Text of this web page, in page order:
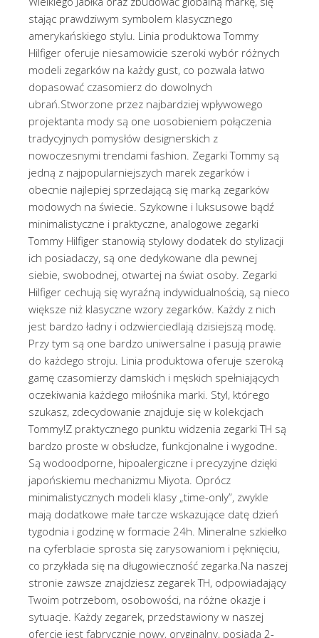
stając prawdziwym symbolem klasycznego
amerykańskiego stylu. Linia produktowa Tommy
Hilfiger oferuje niesamowicie szeroki wybór różnych
modeli zegarków na każdy gust, co pozwala łatwo
dopasować czasomierz do dowolnych
ubrań.Stworzone przez najbardziej wpływowego
projektanta mody są one uosobieniem połączenia
tradycyjnych pomysłów designerskich z
nowoczesnymi trendami fashion. Zegarki Tommy są
jedną z najpopularniejszych marek zegarków i
obecnie najlepiej sprzedającą się marką zegarków
modowych na świecie. Szykowne i luksusowe bądź
minimalistyczne i praktyczne, analogowe zegarki
Tommy Hilfiger stanowią stylowy dodatek do stylizacji
ich posiadaczy, są one dedykowane dla pewnej
siebie, swobodnej, otwartej na świat osoby. Zegarki
Hilfiger cechują się wyraźną indywidualnością, są nieco
większe niż klasyczne wzory zegarków. Każdy z nich
jest bardzo ładny i odzwierciedlają dzisiejszą modę.
Przy tym są one bardzo uniwersalne i pasują prawie
do każdego stroju. Linia produktowa oferuje szeroką
gamę czasomierzy damskich i męskich spełniających
oczekiwania każdego miłośnika marki. Styl, którego
szukasz, zdecydowanie znajduje się w kolekcjach
Tommy!Z praktycznego punktu widzenia zegarki TH są
bardzo proste w obsłudze, funkcjonalne i wygodne.
Są wodoodporne, hipoalergiczne i precyzyjne dzięki
japońskiemu mechanizmu Miyota. Oprócz
minimalistycznych modeli klasy „time-only”, zwykle
mają dodatkowe małe tarcze wskazujące datę dzień
tygodnia i godzinę w formacie 24h. Mineralne szkiełko
na cyferblacie sprosta się zarysowaniom i pęknięciu,
co przykłada się na długowieczność zegarka.Na naszej
stronie zawsze znajdziesz zegarek TH, odpowiadający
Twoim potrzebom, osobowości, na różne okazje i
sytuacje. Każdy zegarek, przedstawiony w naszej
ofercie jest fabrycznie nowy, oryginalny, posiada 2-